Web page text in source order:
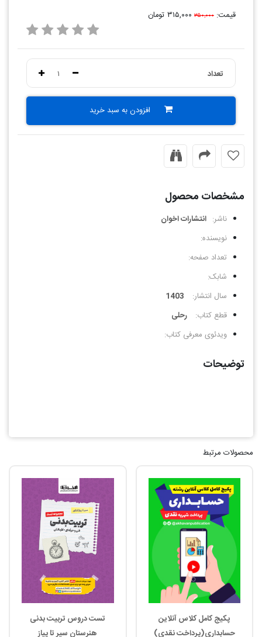
قیمت: ۳۵۰,۰۰۰ ۳۱۵,۰۰۰ تومان
تعداد ۱
افزودن به سبد خرید
مشخصات محصول
ناشر: انتشارات اخوان
نویسنده:
تعداد صفحه:
شابک:
سال انتشار:
1403
قطع کتاب:
رحلی
ویدئوی معرفی کتاب:
توضیحات
محصولات مرتبط
پکیج کامل کلاس آنلاین
حسابداری(پرداخت نقدی)
تست دروس تربیت بدنی
هنرستان سیر تا پیاز